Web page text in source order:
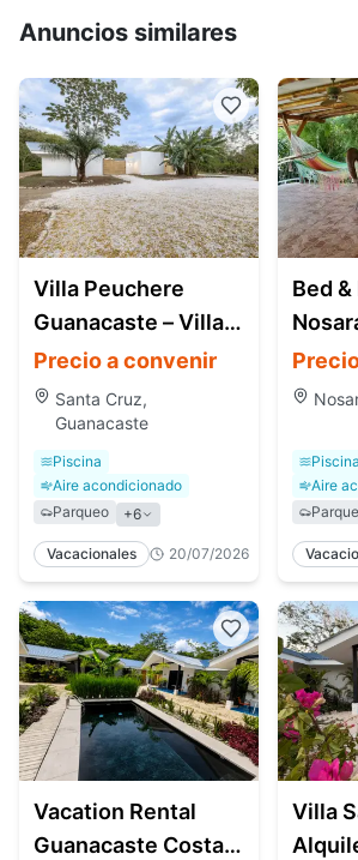
Anuncios similares
Villa Peuchere
Guanacaste – Villas,
Wellness y Eventos
Privados
Precio a convenir
Santa Cruz,
Guanacaste
Piscina
Aire acondicionado
Parqueo
+6
Vacacionales 20/07/2026
Bed
Piscina
Aire
Vacation Rental
Guanacaste Costa
Villa